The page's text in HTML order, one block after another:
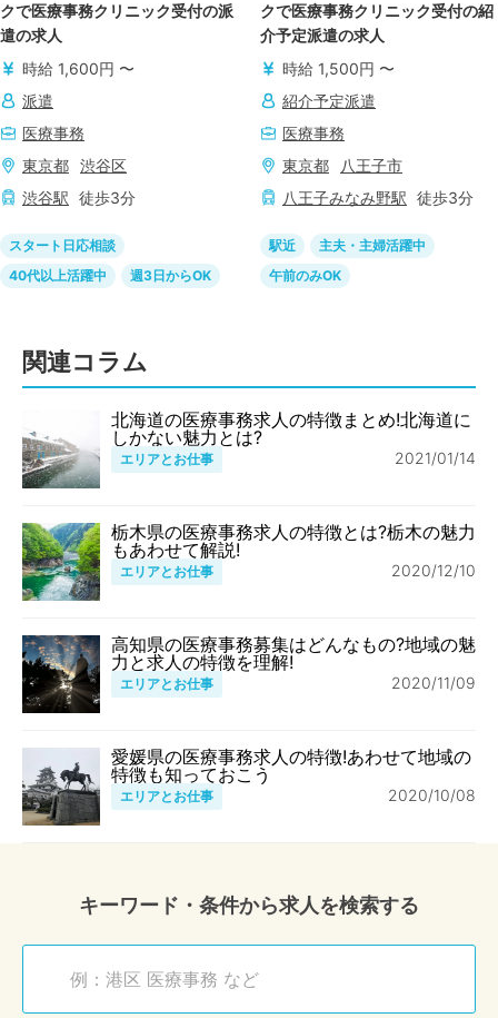
クで医療事務クリニック受付の派
遣の求人
時給 1,600円 〜
派遣
医療事務
東京都 渋谷区
渋谷駅 徒歩3分
スタート日応相談
40代以上活躍中
週3日からOK
クで医療事務クリニック受付の紹
介予定派遣の求人
時給 1,500円 〜
紹介予定派遣
医療事務
東京都
八王子市
八王子みなみ野駅 徒歩3分
駅近
主夫・主婦活躍中
午前のみOK
関連コラム
北海道の医療事務求人の特徴まとめ!北海道に
しかない魅力とは?
エリアとお仕事 2021/01/14
栃木県の医療事務求人の特徴とは?栃木の魅力
もあわせて解説!
エリアとお仕事 2020/12/10
高知県の医療事務募集はどんなもの?地域の魅
力と求人の特徴を理解!
エリアとお仕事 2020/11/09
愛媛県の医療事務求人の特徴!あわせて地域の
特徴も知っておこう
エリアとお仕事 2020/10/08
キーワード・条件から求人を検索する